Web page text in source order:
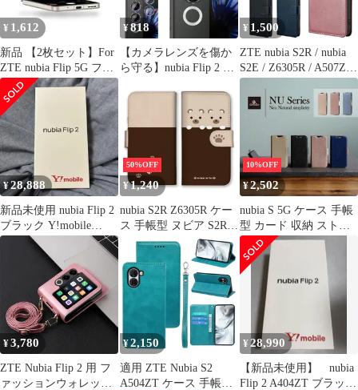
PU ケース レザー
A302ZT
¥ 1,612
新品 【2枚セット】For
ZTE nubia Flip 5G フィ
ルム ZTE Libero Flip
(A304ZT) 6.9インチ 保
護フィルム 【Kibnco】
TPU製 貼り直し可 貼付
簡単 スムースタッチ 気
泡なし キズ修復 高透過
率 曲面を全面カバ
¥818
【カメラレンズを傷か
ら守る】nubia Flip 2 カ
ィルム ヌビア フリップ
2 保護フィルム 高透明
傷防止 汚れ防止 _c
¥ 1,500
ZTE nubia S2R / nubia
S2E / Z6305R / A507ZT
手帳ケース 手帳型 ヌビ
ア 手帳タイプ ケース
カバー PUレザー カー
サイドポケット スタン
ド機能 マグネット開閉
¥28,888
新品未使用 nubia Flip 2
ブラック Y!mobile
Android
50%OFF
¥1,240
nubia S2R Z6305R ケー
ス 手帳型 ヌビア S2R
スマホケース 携帯ケー
ス くま くまさん クマ
こぐま 可愛い かわいい
バイカラー ブラウン 茶
色 ペア カラー10
10%OFF
¥2,502
nubia S 5G ケース 手帳
型 カード 収納 ストラ
ップ スタンド 付 スマ
ホケース 人工 皮 革 カ
バー nubiaS 5G ヌビア
S ５G A403ZT 対応
Corallo NU
¥3,780
ZTE Nubia Flip 2 用 フ
ァッションウォレット
¥2,150
適用 ZTE Nubia S2
A504ZT ケース 手帳型
¥ 28,990
【新品未使用】 nubia
Flip 2 A404ZT ブラック